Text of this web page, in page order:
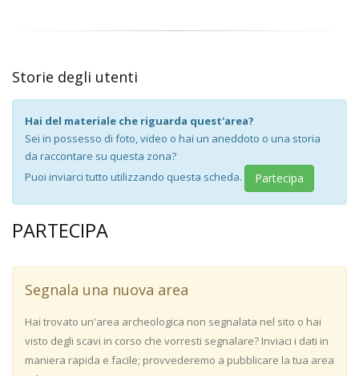
Storie degli utenti
Hai del materiale che riguarda quest'area?
Sei in possesso di foto, video o hai un aneddoto o una storia
da raccontare su questa zona?
Puoi inviarci tutto utilizzando questa scheda.
Partecipa
PARTECIPA
Segnala una nuova area
Hai trovato un'area archeologica non segnalata nel sito o hai
visto degli scavi in corso che vorresti segnalare? Inviaci i dati in
maniera rapida e facile; provvederemo a pubblicare la tua area